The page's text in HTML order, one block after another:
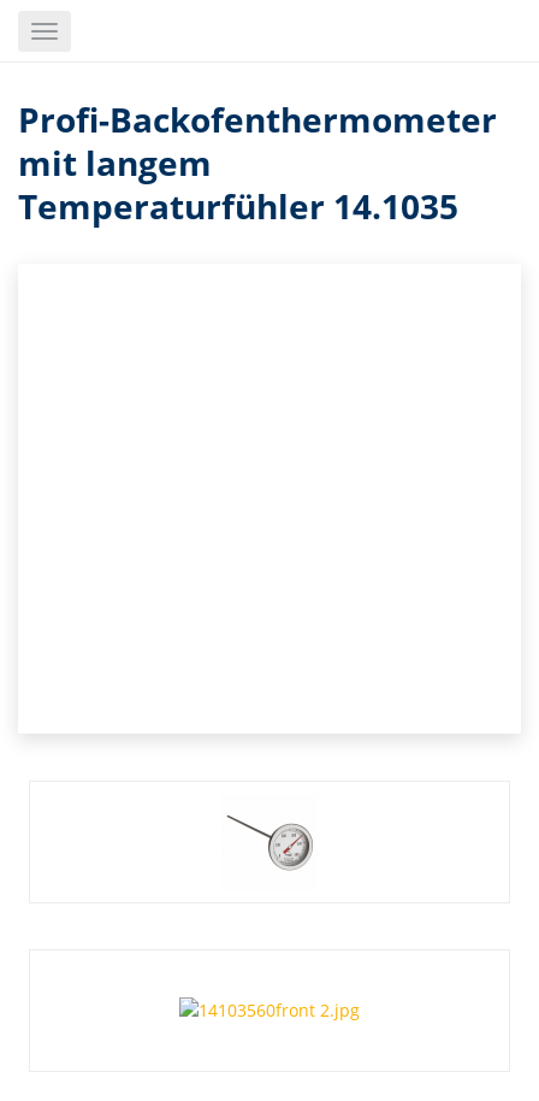
Toggle
Profi-Backofenthermometer
mit langem
Temperaturfühler 14.1035